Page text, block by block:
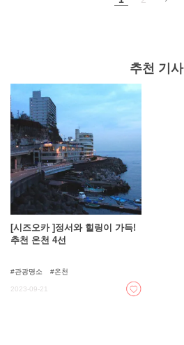
추천 기사
[시즈오카 ]정서와 힐링이 가득!
추천 온천 4선
관광명소 온천
2023-09-21